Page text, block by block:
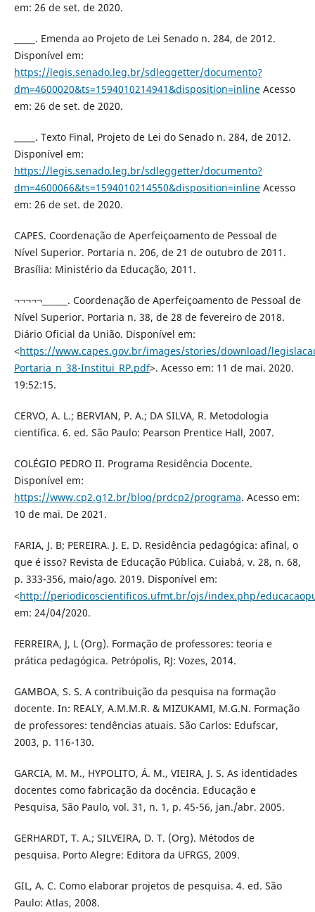
em: 26 de set. de 2020.
_____. Emenda ao Projeto de Lei Senado n. 284, de 2012.
Disponível em:
https://legis.senado.leg.br/sdleggetter/documento?
dm=4600020&ts=1594010214941&disposition=inlineAcesso
em: 26 de set. de 2020.
_____. Texto Final, Projeto de Lei do Senado n. 284, de 2012.
Disponível em:
https://legis.senado.leg.br/sdleggetter/documento?
dm=4600066&ts=1594010214550&disposition=inlineAcesso
em: 26 de set. de 2020.
CAPES. Coordenação de Aperfeiçoamento de Pessoal de
Nível Superior. Portaria n. 206, de 21 de outubro de 2011.
Brasília: Ministério da Educação, 2011.
¬¬¬¬¬______. Coordenação de Aperfeiçoamento de Pessoal de
Nível Superior. Portaria n. 38, de 28 de fevereiro de 2018.
Diário Oficial da União. Disponível em:
<https://www.capes.gov.br/images/stories/download/
Portaria_n_38-Institui_RP.pdf>. Acesso em: 11 de mai. 2020.
19:52:15.
CERVO, A. L.; BERVIAN, P. A.; DA SILVA, R. Metodologia
científica. 6. ed. São Paulo: Pearson Prentice Hall, 2007.
COLÉGIO PEDRO II. Programa Residência Docente.
Disponível em:
https://www.cp2.g12.br/blog/prdcp2/programa. Acesso em:
10 de mai. De 2021.
FARIA, J. B; PEREIRA. J. E. D. Residência pedagógica: afinal, o
que é isso? Revista de Educação Pública. Cuiabá, v. 28, n. 68,
p. 333-356, maio/ago. 2019. Disponível em:
<http://periodicoscientificos.ufmt.br/ojs/index.php/
em: 24/04/2020.
FERREIRA, J, L (Org). Formação de professores: teoria e
prática pedagógica. Petrópolis, RJ: Vozes, 2014.
GAMBOA, S. S. A contribuição da pesquisa na formação
docente. In: REALY, A.M.M.R. & MIZUKAMI, M.G.N. Formação
de professores: tendências atuais. São Carlos: Edufscar,
2003, p. 116-130.
GARCIA, M. M., HYPOLITO, Á. M., VIEIRA, J. S. As identidades
docentes como fabricação da docência. Educação e
Pesquisa, São Paulo, vol. 31, n. 1, p. 45-56, jan./abr. 2005.
GERHARDT, T. A.; SILVEIRA, D. T. (Org). Métodos de
pesquisa. Porto Alegre: Editora da UFRGS, 2009.
GIL, A. C. Como elaborar projetos de pesquisa. 4. ed. São
Paulo: Atlas, 2008.